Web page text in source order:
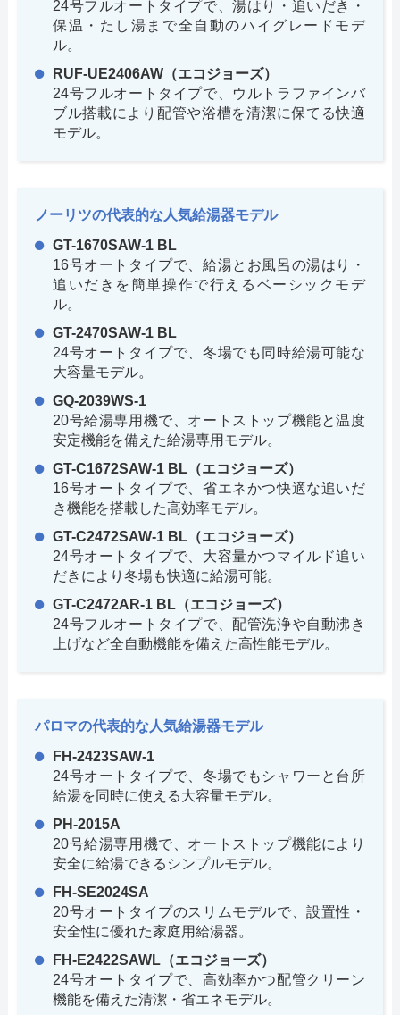
24号フルオートタイプで、湯はり・追いだき・
保温・たし湯まで全自動のハイグレードモデ
ル。
RUF-UE2406AW（エコジョーズ）
24号フルオートタイプで、ウルトラファインバ
ブル搭載により配管や浴槽を清潔に保てる快適
モデル。
ノーリツの代表的な人気給湯器モデル
GT-1670SAW-1 BL
16号オートタイプで、給湯とお風呂の湯はり・
追いだきを簡単操作で行えるベーシックモデ
ル。
GT-2470SAW-1 BL
24号オートタイプで、冬場でも同時給湯可能な
大容量モデル。
GQ-2039WS-1
20号給湯専用機で、オートストップ機能と温度
安定機能を備えた給湯専用モデル。
GT-C1672SAW-1 BL（エコジョーズ）
16号オートタイプで、省エネかつ快適な追いだ
き機能を搭載した高効率モデル。
GT-C2472SAW-1 BL（エコジョーズ）
24号オートタイプで、大容量かつマイルド追い
だきにより冬場も快適に給湯可能。
GT-C2472AR-1 BL（エコジョーズ）
24号フルオートタイプで、配管洗浄や自動沸き
上げなど全自動機能を備えた高性能モデル。
パロマの代表的な人気給湯器モデル
FH-2423SAW-1
24号オートタイプで、冬場でもシャワーと台所
給湯を同時に使える大容量モデル。
PH-2015A
20号給湯専用機で、オートストップ機能により
安全に給湯できるシンプルモデル。
FH-SE2024SA
20号オートタイプのスリムモデルで、設置性・
安全性に優れた家庭用給湯器。
FH-E2422SAWL（エコジョーズ）
24号オートタイプで、高効率かつ配管クリーン
機能を備えた清潔・省エネモデル。